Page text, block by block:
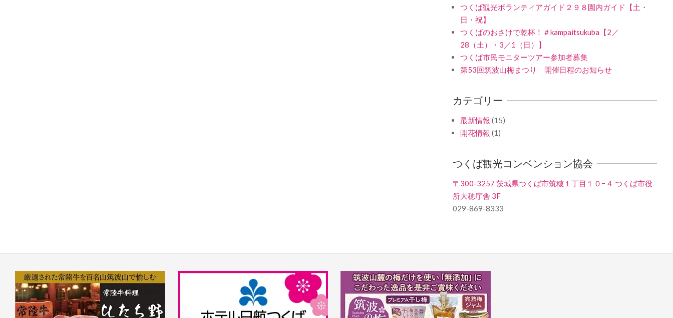
つくば観光ボランティアガイド２９８園内ガイド【土・
日・祝】
つくばのおさけで乾杯！＃kampaitsukuba【2／
28（土）・3／1（日）】
つくば市民モニターツアー参加者募集
第53回筑波山梅まつり 開催日程のお知らせ
カテゴリー
最新情報 (15)
開花情報 (1)
つくば観光コンベンション協会
〒300-3257 茨城県つくば市筑穂１丁目１０−４ つくば市役
所大穂庁舎 3F
029-869-8333